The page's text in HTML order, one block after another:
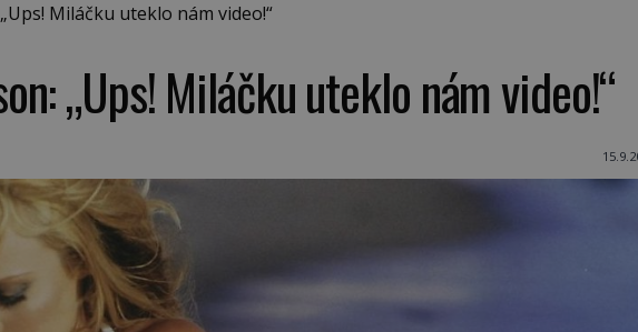
Miláčku uteklo nám video!“
„Ups! Miláčku uteklo nám video!“